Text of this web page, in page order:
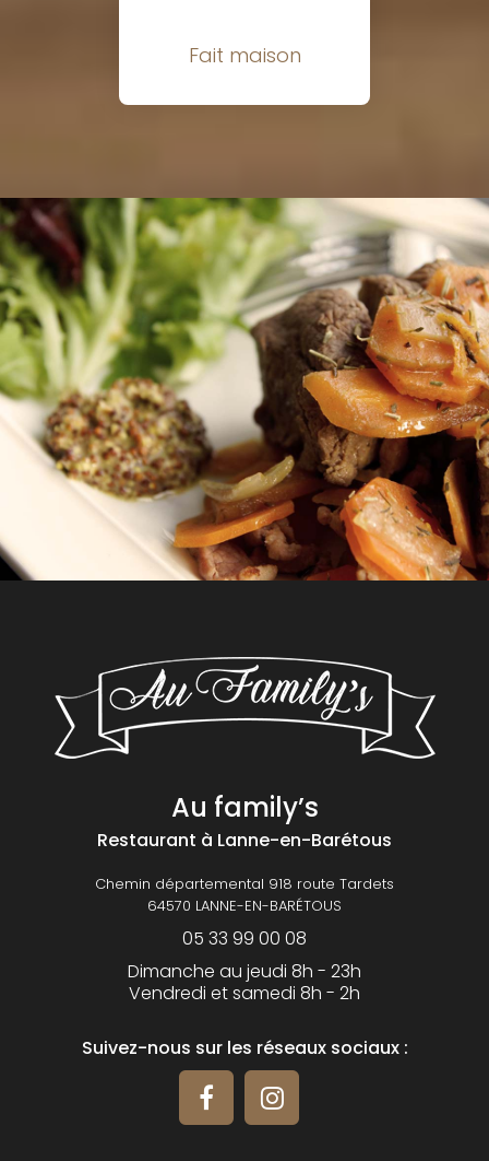
Fait maison
Au family’s
Restaurant à Lanne-en-Barétous
Chemin départemental 918 route Tardets
64570 LANNE-EN-BARÉTOUS
05 33 99 00 08
Dimanche au jeudi 8h - 23h
Vendredi et samedi 8h - 2h
Suivez-nous sur les réseaux sociaux :